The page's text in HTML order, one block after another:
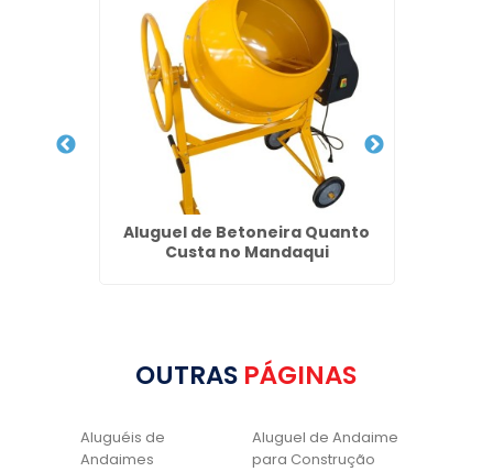
Aluguel de Betoneira Quanto
Custa no Mandaqui
OUTRAS PÁGINAS
Aluguéis de
Andaimes
Aluguel de Andaime
para Construção